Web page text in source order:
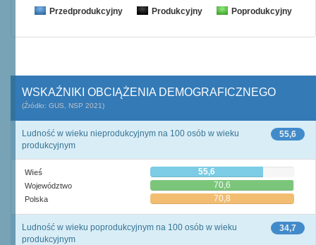
Przedprodukcyjny Produkcyjny Poprodukcyjny
WSKAŹNIKI OBCIĄŻENIA DEMOGRAFICZNEGO
(Źródło: GUS, NSP 2021)
55,6
Ludność w wieku nieprodukcyjnym na 100 osób w wieku
produkcyjnym
Wieś 55,6
Województwo 70,6
Polska 70,8
34,7
Ludność w wieku poprodukcyjnym na 100 osób w wieku
produkcyjnym